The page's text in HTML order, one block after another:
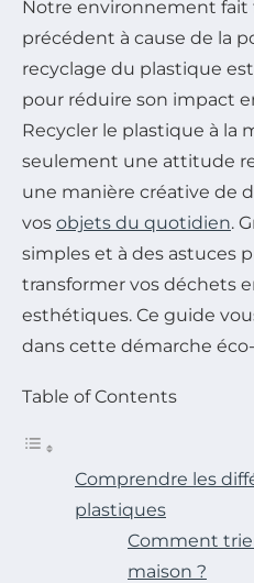
Notre environnement fait
précédent à cause de la
recyclage du plastique
pour réduire son impact
Recycler le plastique à la
seulement une attitude
une manière créative de
vos objets du quotidien.
simples et à des astuces
transformer vos déchets
esthétiques. Ce guide
dans cette démarche
Table of Contents
Comprendre les
plastiques
Comment
maison ?